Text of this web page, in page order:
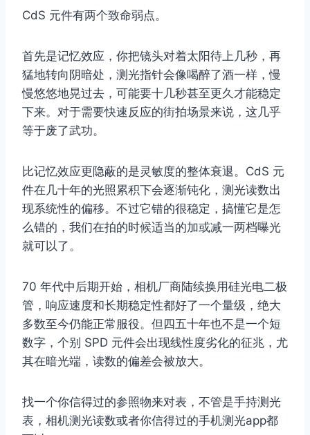
CdS 元件有两个致命弱点。
首先是记忆效应，你把镜头对着太阳待上几秒，再
猛地转向阴暗处，测光指针会像喝醉了酒一样，慢
慢悠悠地晃过去，可能要十几秒甚至更久才能稳定
下来。对于需要快速反应的街拍场景来说，这几乎
等于废了武功。
比记忆效应更隐蔽的是灵敏度的整体衰退。CdS 元
件在几十年的光照累积下会逐渐钝化，测光读数出
现系统性的偏移。不过它错的很稳定，搞懂它是怎
么错的，我们在拍的时候适当的加或减一两档曝光
就可以了。
70 年代中后期开始，相机厂商陆续换用硅光电二极
管，响应速度和长期稳定性都好了一个量级，绝大
多数至今仍能正常服役。但四五十年也不是一个短
数字，个别 SPD 元件会出现线性度劣化的征兆，尤
其在暗光端，读数的偏差会被放大。
找一个你信得过的参照物来对表，不管是手持测光
表，相机测光读数或者你信得过的手机测光app都